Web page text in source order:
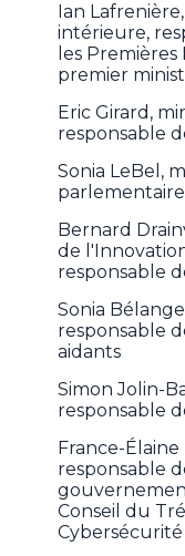
Ian
intérieure,
les
premier
Eric Girard,
responsable
Sonia LeBel,
Bernard
de
responsable
Sonia
responsable
aidants
Simon Jolin-
responsable
France-
responsable
Conseil du